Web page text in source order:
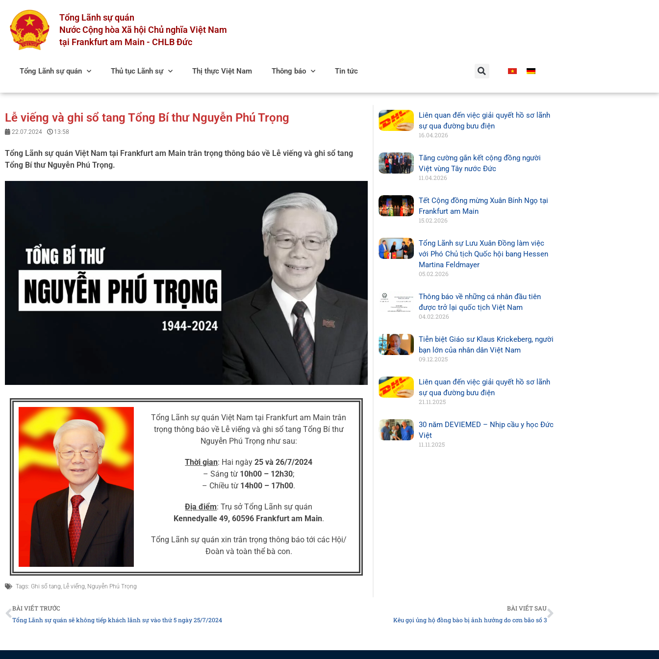
content
Tổng Lãnh sự quán
Nước Cộng hòa Xã hội Chủ nghĩa Việt Nam
tại Frankfurt am Main - CHLB Đức
Tổng Lãnh sự quán Thủ tục Lãnh sự Thị thực Việt Nam Thông báo Tin tức
Lễ viếng và ghi sổ tang Tổng Bí thư Nguyễn Phú Trọng
22.07.2024 13:58
Tổng Lãnh sự quán Việt Nam tại Frankfurt am Main trân trọng thông báo về Lễ viếng và ghi sổ tang
Tổng Bí thư Nguyễn Phú Trọng.
Tổng Lãnh sự quán Việt Nam tại Frankfurt am Main trân
trọng thông báo về Lễ viếng và ghi sổ tang Tổng Bí thư
Nguyễn Phú Trọng như sau:
Thời gian: Hai ngày 25 và 26/7/2024
– Sáng từ 10h00 – 12h30;
– Chiều từ 14h00 – 17h00.
Địa điểm: Trụ sở Tổng Lãnh sự quán
Kennedyalle 49, 60596 Frankfurt am Main.
Tổng Lãnh sự quán xin trân trọng thông báo tới các Hội/
Đoàn và toàn thể bà con.
Tags: Ghi sổ tang, Lễ viếng, Nguyễn Phú Trọng
Liên quan đến việc giải quyết hồ sơ lãnh
sự qua đường bưu điện
16.04.2026
Tăng cường gắn kết cộng đồng người
Việt vùng Tây nước Đức
11.04.2026
Tết Cộng đồng mừng Xuân Bính Ngọ tại
Frankfurt am Main
15.02.2026
Tổng Lãnh sự Lưu Xuân Đồng làm việc
với Phó Chủ tịch Quốc hội bang Hessen
Martina Feldmayer
05.02.2026
Thông báo về những cá nhân đầu tiên
được trở lại quốc tịch Việt Nam
04.02.2026
Tiễn biệt Giáo sư Klaus Krickeberg, người
bạn lớn của nhân dân Việt Nam
09.12.2025
Liên quan đến việc giải quyết hồ sơ lãnh
sự qua đường bưu điện
21.11.2025
30 năm DEVIEMED – Nhịp cầu y học Đức
Việt
11.11.2025
Prev
BÀI VIẾT TRƯỚC
Tổng Lãnh sự quán sẽ không tiếp khách lãnh sự vào thứ 5 ngày 25/7/2024
BÀI VIẾT SAU
Kêu gọi ủng hộ đồng bào bị ảnh hưởng do cơn bão số 3
Next